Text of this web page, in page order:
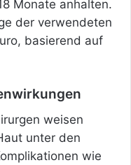
Monate anhalten.
der verwendeten
basierend auf
weisen
unter den
wie